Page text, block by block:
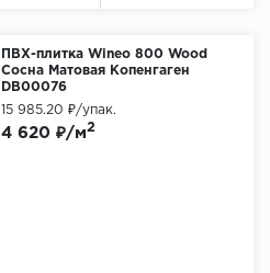
ПВХ-плитка Wineo 800 Wood
Сосна Матовая Копенгаген
DB00076
4 620 ₽/м2
15 985.20 ₽/упак.